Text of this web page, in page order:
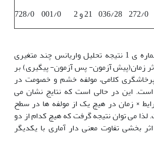
272/0
036/28
001/0
728/0
منطبق بر جدول شماره ی 1 نتیجه تحلیل واریانس چند متغیری
زمان(پیش آزمون- پس آزمون- پیگیری) بر
کلامی، مولفه خشم و خصومت در
است. این در حالی است که نتایج نشان می
× زمان در هیچ یک از مولفه ها در سطح
لذا می توان نتیجه گرفت که هیچ کدام از دو
بخشی تفاوت معنی دار آماری با یکدیگر